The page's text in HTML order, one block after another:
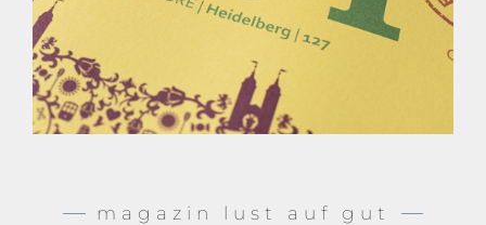
magazin lust auf gut